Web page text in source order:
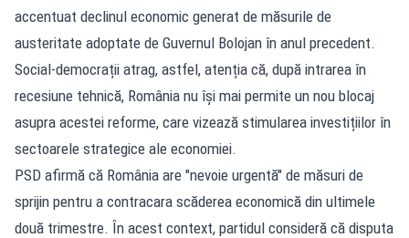
accentuat declinul economic generat de măsurile de
austeritate adoptate de Guvernul Bolojan în anul precedent.
Social-democrații atrag, astfel, atenția că, după intrarea în
recesiune tehnică, România nu își mai permite un nou blocaj
asupra acestei reforme, care vizează stimularea investițiilor în
sectoarele strategice ale economiei.
PSD afirmă că România are "nevoie urgentă" de măsuri de
sprijin pentru a contracara scăderea economică din ultimele
două trimestre. În acest context, partidul consideră că disputa